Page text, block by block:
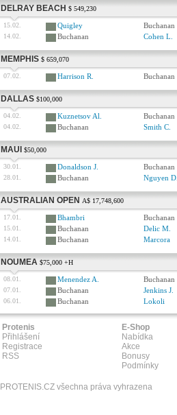
DELRAY BEACH $ 549,230
15.02. Quigley Buchanan
14.02. Buchanan Cohen L.
MEMPHIS $ 659,070
07.02. Harrison R. Buchanan
DALLAS $100,000
04.02. Kuznetsov Al. Buchanan
04.02. Buchanan Smith C.
MAUI $50,000
30.01. Donaldson J. Buchanan
28.01. Buchanan Nguyen D.
AUSTRALIAN OPEN A$ 17,748,600
17.01. Bhambri Buchanan
15.01. Buchanan Delic M.
14.01. Buchanan Marcora
NOUMEA $75,000 +H
08.01. Menendez A. Buchanan
07.01. Buchanan Jenkins J.
06.01. Buchanan Lokoli
Protenis
Přihlášení
Registrace
RSS
E-Shop
Nabídka
Akce
Bonusy
Podmínky
PROTENIS.CZ všechna práva vyhrazena